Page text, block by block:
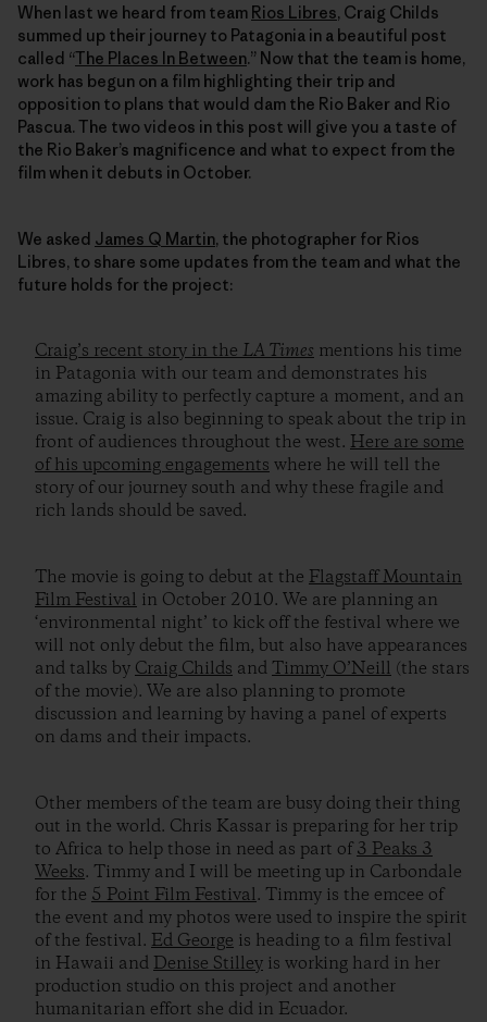
When last we heard from team Rios Libres, Craig Childs
summed up their journey to Patagonia in a beautiful post
called “The Places In Between.” Now that the team is home,
work has begun on a film highlighting their trip and
opposition to plans that would dam the Rio Baker and Rio
Pascua. The two videos in this post will give you a taste of
the Rio Baker’s magnificence and what to expect from the
film when it debuts in October.
We asked James Q Martin, the photographer for Rios
Libres, to share some updates from the team and what the
future holds for the project:
Craig’s recent story in the LA Times mentions his time
in Patagonia with our team and demonstrates his
amazing ability to perfectly capture a moment, and an
issue. Craig is also beginning to speak about the trip in
front of audiences throughout the west. Here are some
of his upcoming engagements where he will tell the
story of our journey south and why these fragile and
rich lands should be saved.
The movie is going to debut at the Flagstaff Mountain
Film Festival in October 2010. We are planning an
‘environmental night’ to kick off the festival where we
will not only debut the film, but also have appearances
and talks by Craig Childs and Timmy O’Neill (the stars
of the movie). We are also planning to promote
discussion and learning by having a panel of experts
on dams and their impacts.
Other members of the team are busy doing their thing
out in the world. Chris Kassar is preparing for her trip
to Africa to help those in need as part of3 Peaks 3
Weeks. Timmy and I will be meeting up in Carbondale
for the 5 Point Film Festival. Timmy is the emcee of
the event and my photos were used to inspire the spirit
of the festival. Ed George is heading to a film festival
in Hawaii and Denise Stilley is working hard in her
production studio on this project and another
humanitarian effort she did in Ecuador.